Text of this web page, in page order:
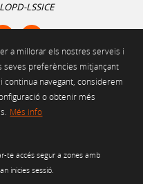
a millorar els nostres serveis i
seves preferències mitjançant
continua navegant, considerem
o obtenir més
Més info
te accés segur a zones amb
inicies sessió.
LSSICE
COOKIES
SOCIALS